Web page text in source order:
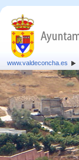
www.valdeconcha.es